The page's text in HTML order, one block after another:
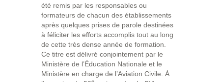
été remis par les responsables ou
formateurs de chacun des établissements
après quelques prises de parole destinées
à féliciter les efforts accomplis tout au long
de cette très dense année de formation.
Ce titre est délivré conjointement par le
Ministère de l’Éducation Nationale et le
Ministère en charge de l’Aviation Civile. À